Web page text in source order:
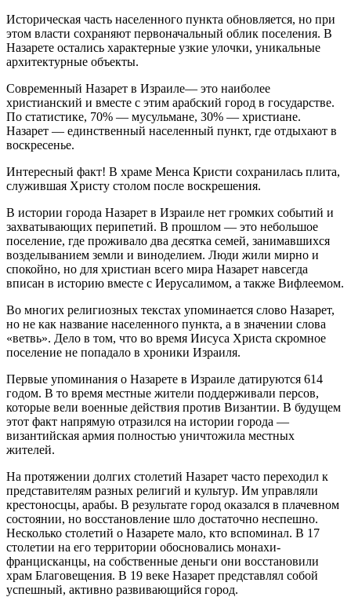
Историческая часть населенного пункта обновляется, но при
этом власти сохраняют первоначальный облик поселения. В
Назарете остались характерные узкие улочки, уникальные
архитектурные объекты.
Современный Назарет в Израиле— это наиболее
христианский и вместе с этим арабский город в государстве.
По статистике, 70% — мусульмане, 30% — христиане.
Назарет — единственный населенный пункт, где отдыхают в
воскресенье.
Интересный факт! В храме Менса Кристи сохранилась плита,
служившая Христу столом после воскрешения.
В истории города Назарет в Израиле нет громких событий и
захватывающих перипетий. В прошлом — это небольшое
поселение, где проживало два десятка семей, занимавшихся
возделыванием земли и виноделием. Люди жили мирно и
спокойно, но для христиан всего мира Назарет навсегда
вписан в историю вместе с Иерусалимом, а также Вифлеемом.
Во многих религиозных текстах упоминается слово Назарет,
но не как название населенного пункта, а в значении слова
«ветвь». Дело в том, что во время Иисуса Христа скромное
поселение не попадало в хроники Израиля.
Первые упоминания о Назарете в Израиле датируются 614
годом. В то время местные жители поддерживали персов,
которые вели военные действия против Византии. В будущем
этот факт напрямую отразился на истории города —
византийская армия полностью уничтожила местных
жителей.
На протяжении долгих столетий Назарет часто переходил к
представителям разных религий и культур. Им управляли
крестоносцы, арабы. В результате город оказался в плачевном
состоянии, но восстановление шло достаточно неспешно.
Несколько столетий о Назарете мало, кто вспоминал. В 17
столетии на его территории обосновались монахи-
францисканцы, на собственные деньги они восстановили
храм Благовещения. В 19 веке Назарет представлял собой
успешный, активно развивающийся город.